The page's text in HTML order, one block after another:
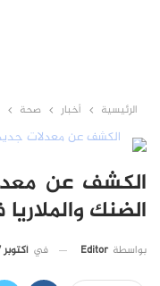
الرئيسية أخبار صحة
الكشف عن
الضنك
بواسطة Editor في أكتوبر 7, 2025